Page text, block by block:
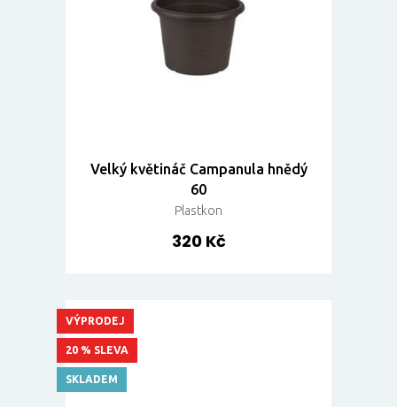
Velký květináč Campanula hnědý
60
Plastkon
320 Kč
VÝPRODEJ
20 % SLEVA
SKLADEM